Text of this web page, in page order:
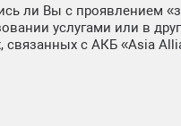
ли Вы с проявлением
услугами или в
связанных с АКБ «Asia